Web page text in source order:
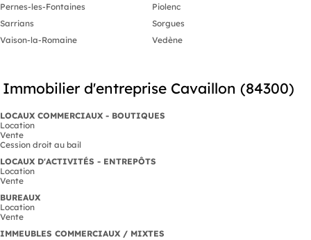
Pernes-les-Fontaines
Piolenc
Sarrians
Sorgues
Vaison-la-Romaine
Vedène
Immobilier d'entreprise Cavaillon (84300)
LOCAUX COMMERCIAUX - BOUTIQUES
Location
Vente
Cession droit au bail
LOCAUX D'ACTIVITÉS - ENTREPÔTS
Location
Vente
BUREAUX
Location
Vente
IMMEUBLES COMMERCIAUX / MIXTES